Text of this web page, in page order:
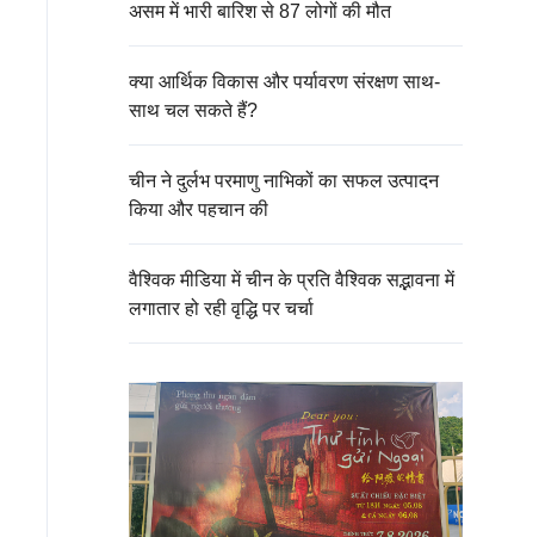
असम में भारी बारिश से 87 लोगों की मौत
क्या आर्थिक विकास और पर्यावरण संरक्षण साथ-
साथ चल सकते हैं?
चीन ने दुर्लभ परमाणु नाभिकों का सफल उत्पादन
किया और पहचान की
वैश्विक मीडिया में चीन के प्रति वैश्विक सद्भावना में
लगातार हो रही वृद्धि पर चर्चा